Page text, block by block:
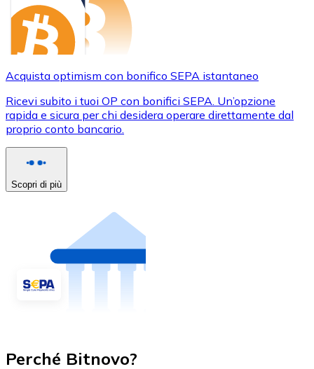
Acquista optimism con bonifico SEPA istantaneo
Ricevi subito i tuoi OP con bonifici SEPA. Un’opzione
rapida e sicura per chi desidera operare direttamente dal
proprio conto bancario.
Scopri di più
Perché Bitnovo?